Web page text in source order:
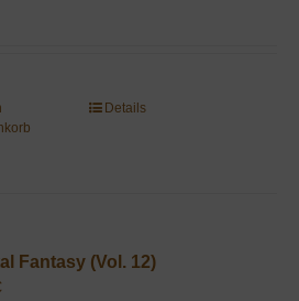
Details
Fantasy (Vol. 12)